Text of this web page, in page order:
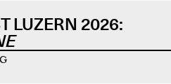
LUZERN 2026: